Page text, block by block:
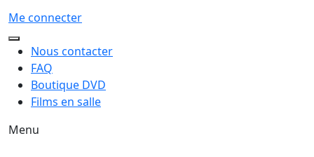
Me connecter
Nous contacter
FAQ
Boutique DVD
Films en salle
Menu